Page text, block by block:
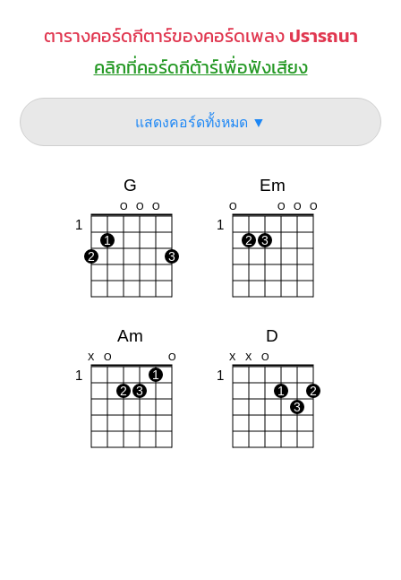
ตารางคอร์ดกีตาร์ของคอร์ดเพลง ปรารถนา
คลิกที่คอร์ดกีต้าร์เพื่อฟังเสียง
แสดงคอร์ดทั้งหมด ▼
G
O O O
1
1
2
3
Em
O O O O
1
2 3
Am
X O O
1
1
2
3
D
X X O
1
1
2
3